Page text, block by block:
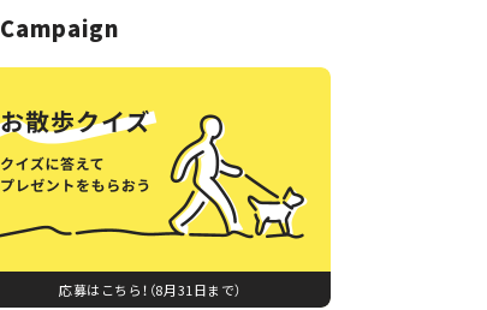
Campaign
応募はこちら！（8月31日まで）